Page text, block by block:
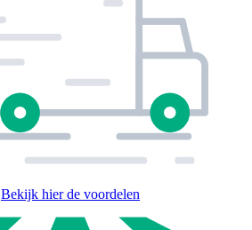
Bekijk hier de voordelen